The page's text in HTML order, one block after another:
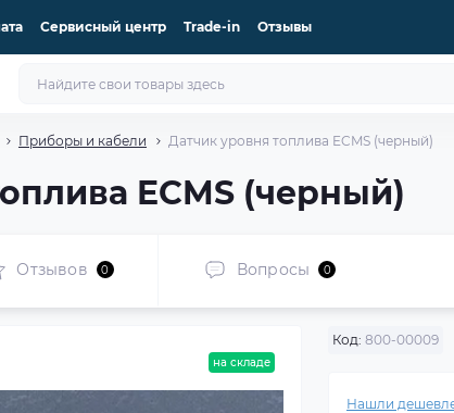
Сервисный центр Trade-in Отзывы
Приборы и кабели Датчик уровня топлива ECMS (черный)
ECMS (черный)
Отзывов 0 Вопросы 0
на складе
Код: 800-00009
Нашли